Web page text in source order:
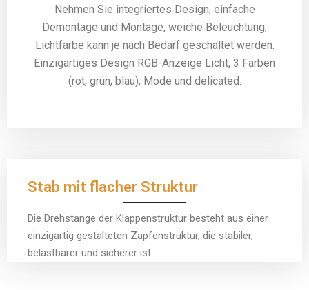
Nehmen Sie integriertes Design, einfache
Demontage und Montage, weiche Beleuchtung,
Lichtfarbe kann je nach Bedarf geschaltet werden.
Einzigartiges Design RGB-Anzeige Licht, 3 Farben
(rot, grün, blau), Mode und delicated.
Stab mit flacher Struktur
Die Drehstange der Klappenstruktur besteht aus einer
einzigartig gestalteten Zapfenstruktur, die stabiler,
belastbarer und sicherer ist.